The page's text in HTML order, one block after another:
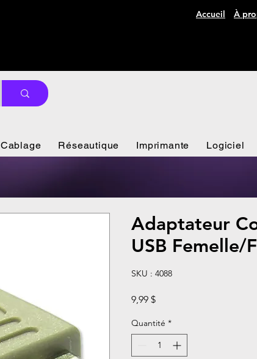
Accueil À
Cablage Réseautique Imprimante Logiciel
Adaptateur
USB Femelle/
SKU : 4088
9,99 $Prix
Quantité *